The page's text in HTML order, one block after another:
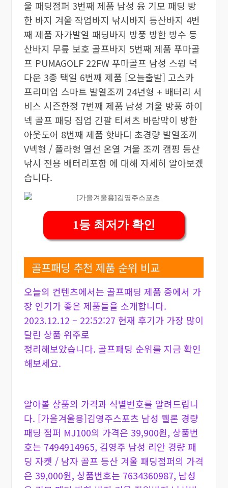
울 패딩점퍼 3번째 제품 남성 융 기모 패딩 방
한 바지 겨울 작업바지 낚시바지 등산바지 4번
째 제품 자가발열 패딩바지 방풍 방한 방수 등
산바지 무릎 보호 골프바지 5번째 제품 푸마골
프 PUMAGOLF 22FW 푸마골프 남성 스윙 덕
다운 3종 택일 6번째 제품 [오늘출발] 고스카
프리미엄 스마트 발열조끼 24년형 + 배터리 서
비스 시즌한정 7번째 제품 남성 겨울 방풍 하이
넥 골프 패딩 집업 긴팔 티셔츠 바람막이 방한
아웃도어 8번째 제품 핫바디 초경량 발열조끼
V넥형 / 폴라형 열선 온열 겨울 조끼 캠핑 등산
낚시 전용 배터리포함 에 대해 자세히 알아보겠
습니다.
1등 최저가 확인
골프패딩 추천 제품 순위 비교
오늘의 컨텐츠에서는 골프패딩 제품 중에서 가
장 인기가 좋은 제품들을 소개합니다.
2023.12.12 – 22:52:27 현재 후기가 가장 많이
달린 상품 위주로
정리해보았습니다. 골프패딩 순위를 지금 확인
해보세요.
알아볼 상품의 가격과 식별번호를 알려드립니
다. [가을겨울용]김영주스포츠 남성 웰론 경량
패딩 점퍼 MJ100의 가격은 39,900원, 상품번
호는 7494914965, 김영주 남성 리안 경량 패
딩 자켓 / 남자 골프 등산 겨울 패딩점퍼의 가격
은 39,000원, 상품번호는 7634360987, 남성